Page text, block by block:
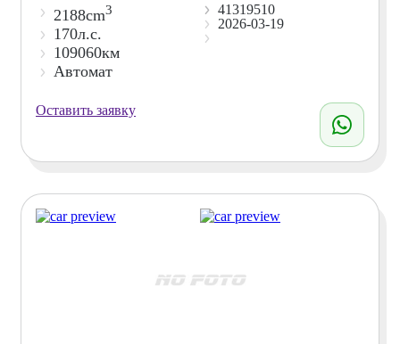
2188cm3
170л.с.
109060км
Автомат
41319510
2026-03-19
Оставить заявку